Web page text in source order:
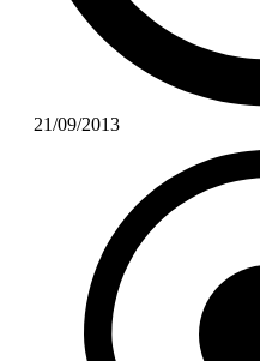
21/09/2013